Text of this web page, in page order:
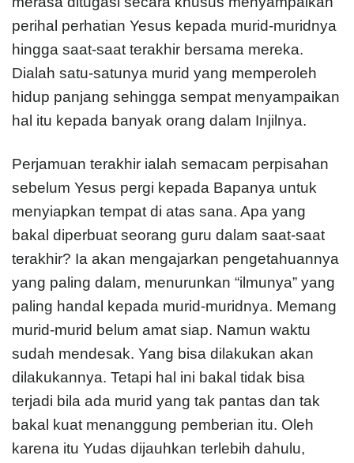
perihal perhatian Yesus kepada murid-muridnya
hingga saat-saat terakhir bersama mereka.
Dialah satu-satunya murid yang memperoleh
hidup panjang sehingga sempat menyampaikan
hal itu kepada banyak orang dalam Injilnya.
Perjamuan terakhir ialah semacam perpisahan
sebelum Yesus pergi kepada Bapanya untuk
menyiapkan tempat di atas sana. Apa yang
bakal diperbuat seorang guru dalam saat-saat
terakhir? Ia akan mengajarkan pengetahuannya
yang paling dalam, menurunkan “ilmunya” yang
paling handal kepada murid-muridnya. Memang
murid-murid belum amat siap. Namun waktu
sudah mendesak. Yang bisa dilakukan akan
dilakukannya. Tetapi hal ini bakal tidak bisa
terjadi bila ada murid yang tak pantas dan tak
bakal kuat menanggung pemberian itu. Oleh
karena itu Yudas dijauhkan terlebih dahulu,